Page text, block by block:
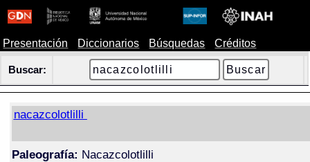
Presentación Diccionarios Búsquedas Créditos
Buscar:
nacazcolotlilli
Paleografía: Nacazcolotlilli